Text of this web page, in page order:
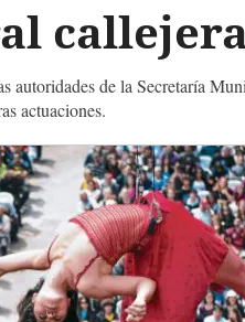
autoridades de la Secretaría
actuaciones.